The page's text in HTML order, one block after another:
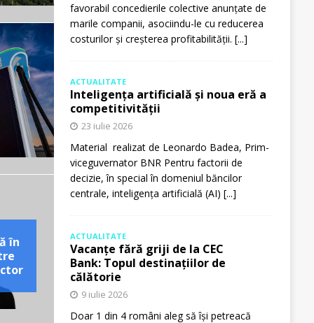
în
favorabil concedierile colective anunțate de
marile companii, asociindu-le cu reducerea
costurilor și creșterea profitabilității. [...]
ACTUALITATE
Inteligența artificială și noua eră a
competitivității
23 iulie 2026
Material realizat de Leonardo Badea, Prim-
viceguvernator BNR Pentru factorii de
decizie, în special în domeniul băncilor
centrale, inteligența artificială (AI) [...]
ACTUALITATE
Vacanțe fără griji de la CEC
Bank: Topul destinațiilor de
călătorie
9 iulie 2026
Doar 1 din 4 români aleg să își petreacă